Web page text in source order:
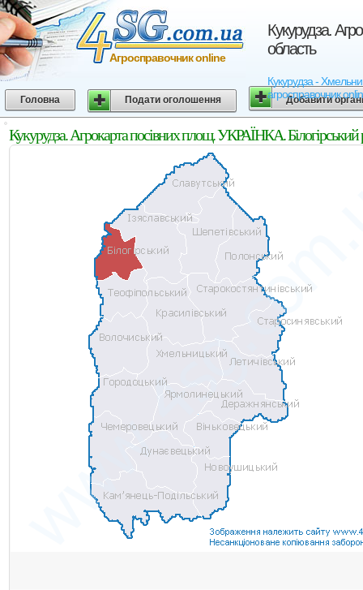
Кукурудза.
область
Кукурудза -
агросправочник
Агросправочник online
Головна Подати оголошення Добавити
Кукурудза. Агрокарта посівних площ. УКРАЇНКА.